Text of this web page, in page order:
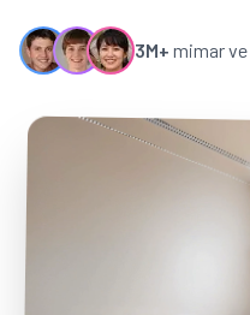
3M+ mimar ve